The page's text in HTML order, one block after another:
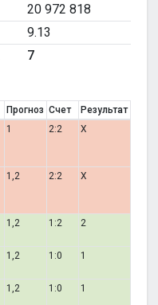
20 972 818
9.13
7
Прогноз Счет
Результат
1 2:2 X
1,2 2:2 X
1,2 1:2 2
1,2 1:0 1
1,2 1:0 1